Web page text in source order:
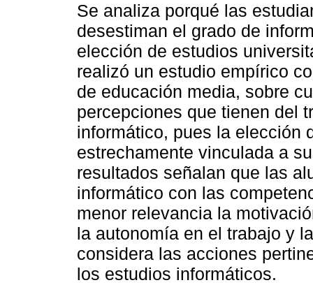
Se analiza porqué las
desestiman el grado de
elección de estudios
realizó un estudio empírico
de educación media, sobre
percepciones que tienen del
informático, pues la elección
estrechamente vinculada a
resultados señalan que las
informático con las
menor relevancia la
la autonomía en el trabajo y
considera las acciones
los estudios informáticos.